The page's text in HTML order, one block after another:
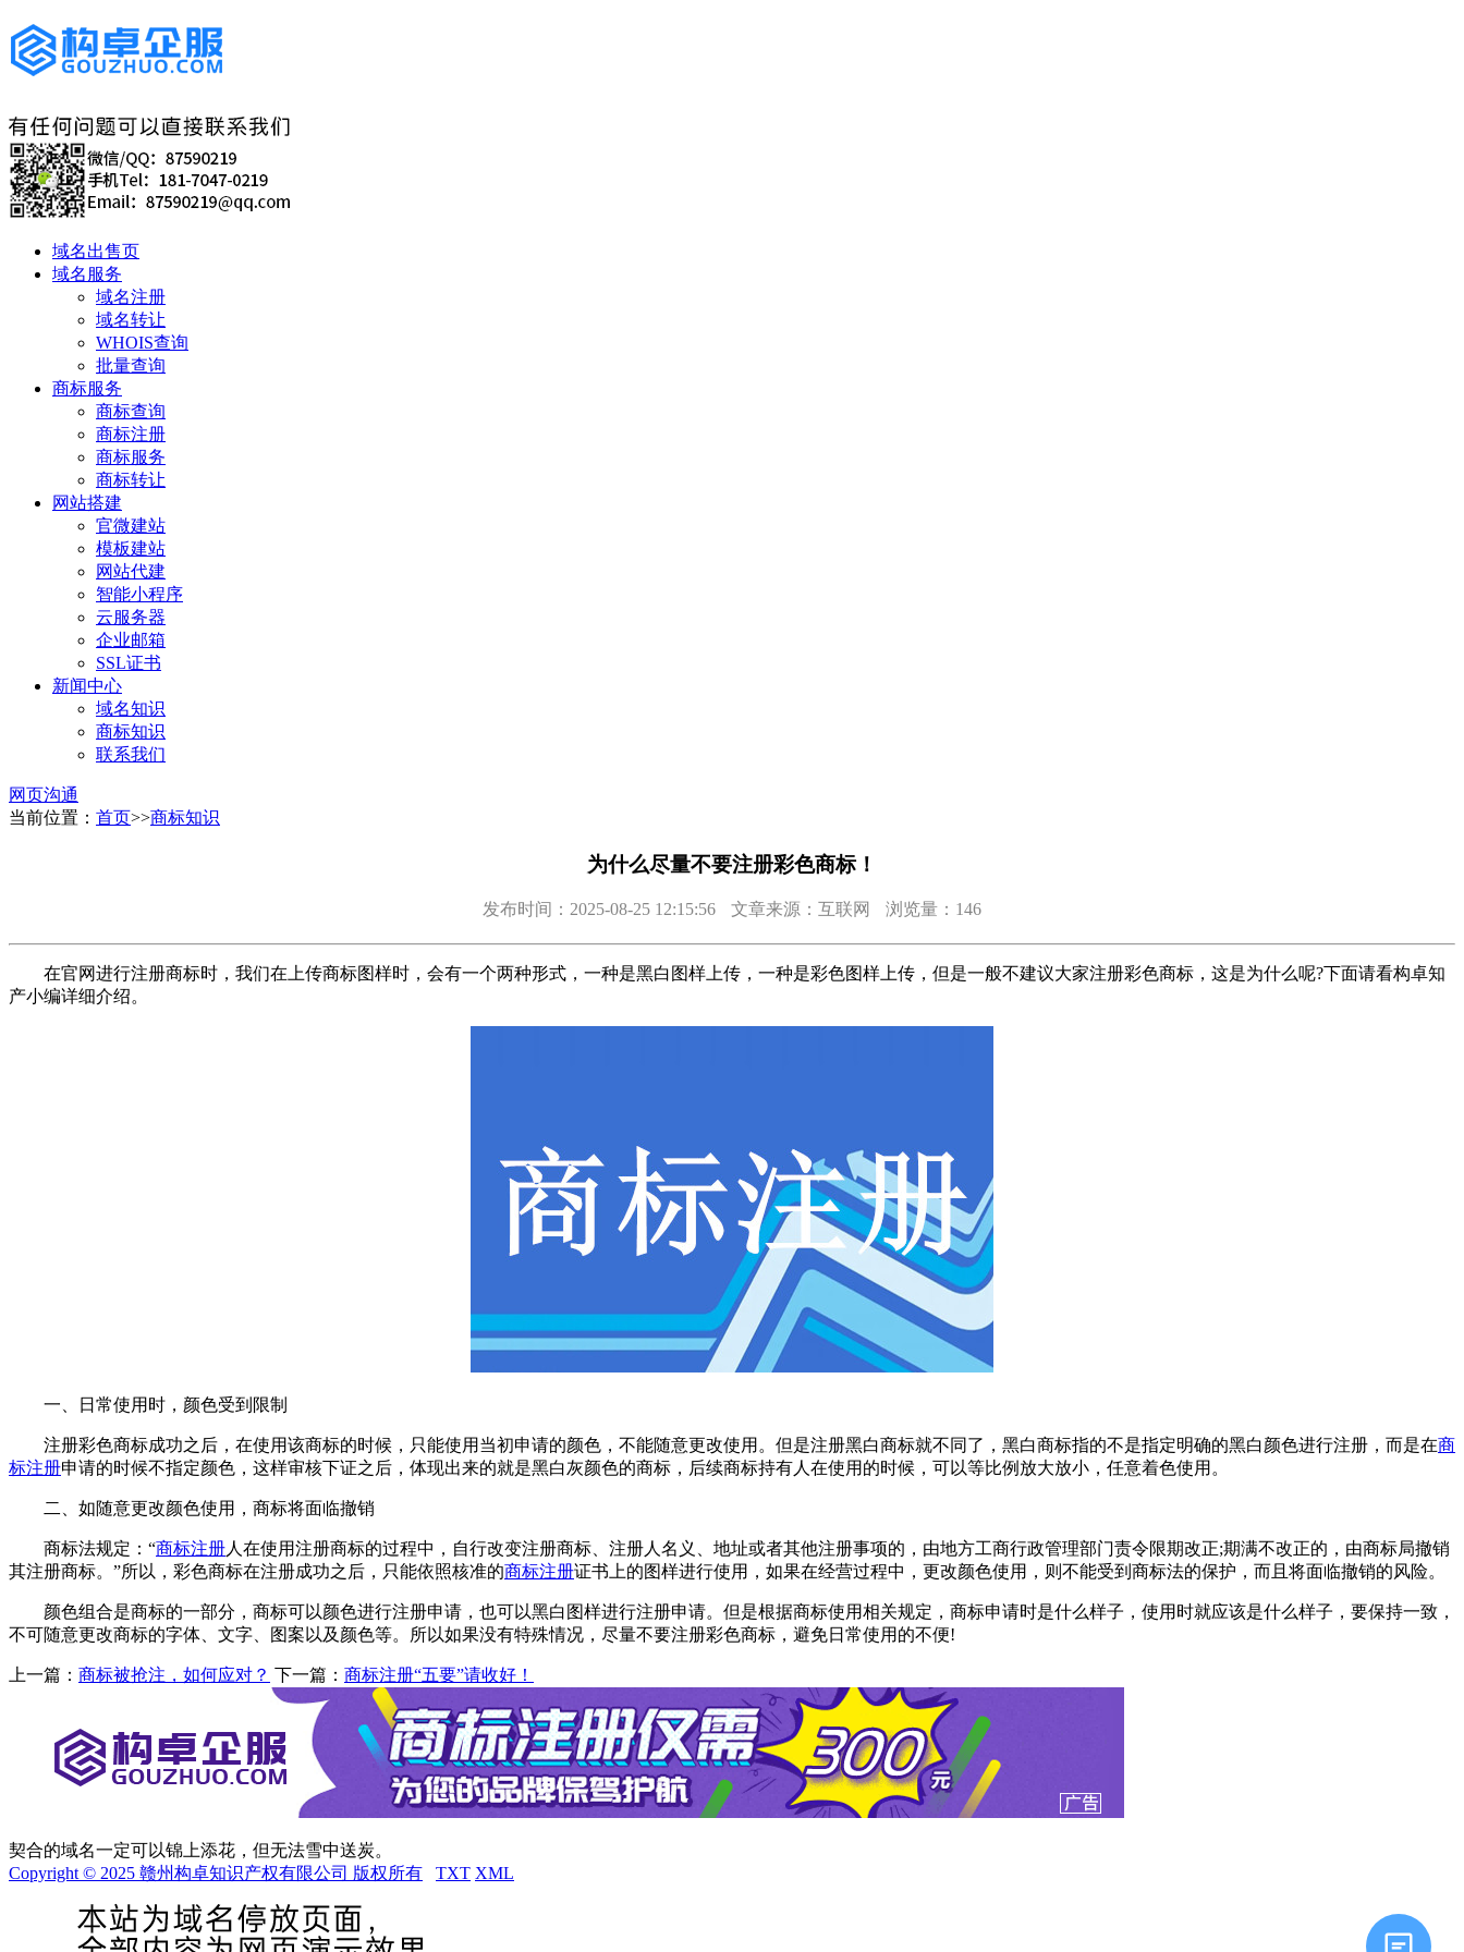
域名出售页
域名服务
域名注册
域名转让
WHOIS查询
批量查询
商标服务
商标查询
商标注册
商标服务
商标转让
网站搭建
官微建站
模板建站
网站代建
智能小程序
云服务器
企业邮箱
SSL证书
新闻中心
域名知识
商标知识
联系我们
网页沟通
当前位置： 首页>>商标知识
为什么尽量不要注册彩色商标！
发布时间：2025-08-25 12:15:56 文章来源：互联网 浏览量：146
在官网进行注册商标时，我们在上传商标图样时，会有一个两种形式，一种是黑白图样上传，一种是彩色图样上传，但是一般不建议大家注册彩色商标，这是为什么呢?下面请看构卓知
产小编详细介绍。
一、日常使用时，颜色受到限制
注册彩色商标成功之后，在使用该商标的时候，只能使用当初申请的颜色，不能随意更改使用。但是注册黑白商标就不同了，黑白商标指的不是指定明确的黑白颜色进行注册，而是在商
标注册申请的时候不指定颜色，这样审核下证之后，体现出来的就是黑白灰颜色的商标，后续商标持有人在使用的时候，可以等比例放大放小，任意着色使用。
二、如随意更改颜色使用，商标将面临撤销
商标法规定：“商标注册人在使用注册商标的过程中，自行改变注册商标、注册人名义、地址或者其他注册事项的，由地方工商行政管理部门责令限期改正;期满不改正的，由商标局撤销
其注册商标。”所以，彩色商标在注册成功之后，只能依照核准的商标注册证书上的图样进行使用，如果在经营过程中，更改颜色使用，则不能受到商标法的保护，而且将面临撤销的风险。
颜色组合是商标的一部分，商标可以颜色进行注册申请，也可以黑白图样进行注册申请。但是根据商标使用相关规定，商标申请时是什么样子，使用时就应该是什么样子，要保持一致，
不可随意更改商标的字体、文字、图案以及颜色等。所以如果没有特殊情况，尽量不要注册彩色商标，避免日常使用的不便!
上一篇： 商标被抢注，如何应对？ 下一篇： 商标注册“五要”请收好！
契合的域名一定可以锦上添花，但无法雪中送炭。
Copyright © 2025 赣州构卓知识产权有限公司 版权所有
TXT XML